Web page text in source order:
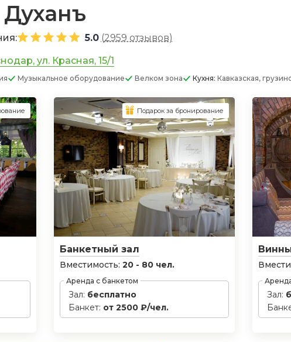
Духанъ
5.0 (2959 отзывов)
ул. Красная, 15/1
Музыкальное оборудование Велком зона Кухня: Кавказская,
Банкетный зал
Вместимость: 20 - 80 чел.
Аренда с банкетом
Зал: бесплатно
Банкет: от 2500 ₽/чел.
Подарок за бронирование
Зал: